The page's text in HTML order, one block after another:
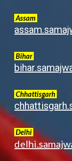
Assam
Bihar
Chhattisgarh
Delhi